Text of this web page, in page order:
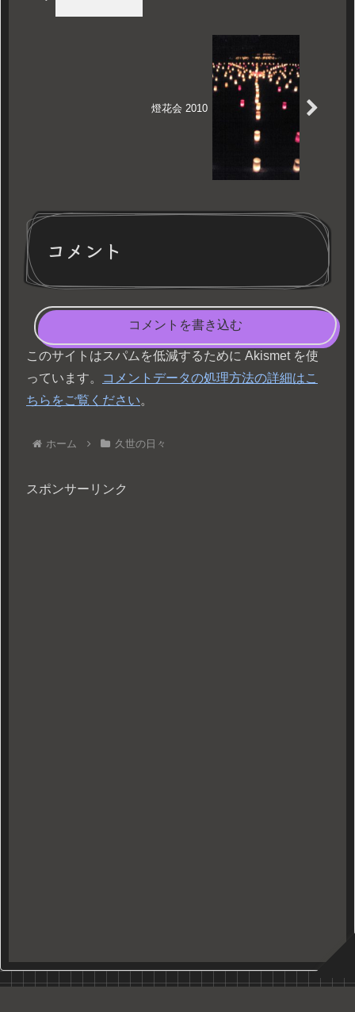
燈花会 2010
コメント
コメントを書き込む
このサイトはスパムを低減するために Akismet を使
っています。
コメントデータの処理方法の詳細はこ
ちらをご覧ください。
ホーム 久世の日々
スポンサーリンク